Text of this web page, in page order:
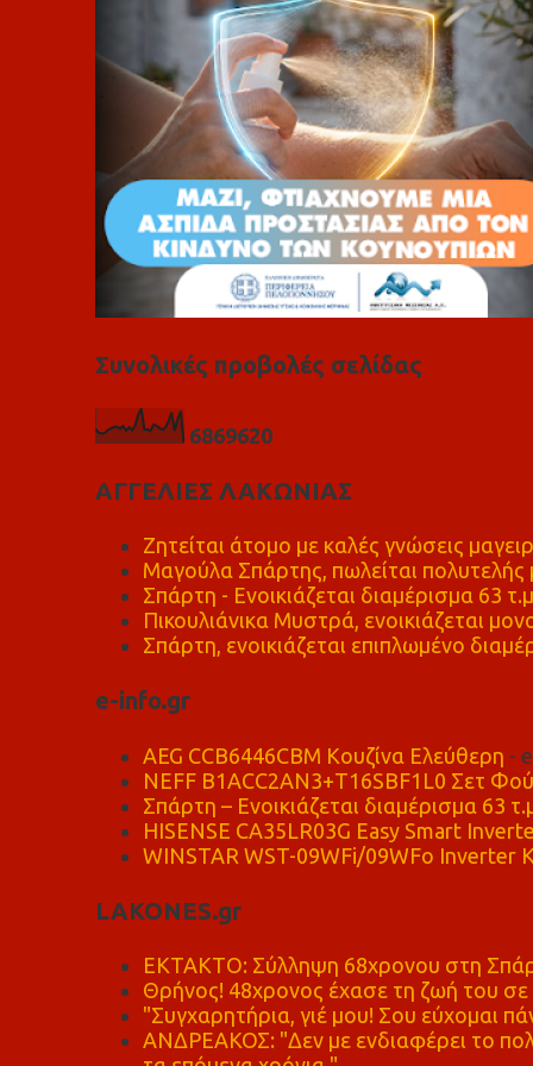
Συνολικές προβολές σελίδας
6869620
ΑΓΓΕΛΙΕΣ ΛΑΚΩΝΙΑΣ
Ζητείται άτομο με καλές γνώσεις
Μαγούλα Σπάρτης, πωλείται πολυτελής
Σπάρτη - Ενοικιάζεται διαμέρισμα 63 τ.μ
Πικουλιάνικα Μυστρά, ενοικιάζεται
Σπάρτη, ενοικιάζεται επιπλωμένο
e-info.gr
AEG CCB6446CBM Κουζίνα Ελεύθερη -
NEFF B1ACC2AN3+T16SBF1L0 Σετ
Σπάρτη – Ενοικιάζεται διαμέρισμα 63
HISENSE CA35LR03G Easy Smart
WINSTAR WST-09WFi/09WFo Inverter
LAKONES.gr
ΕΚΤΑΚΤΟ: Σύλληψη 68χρονου στη
Θρήνος! 48χρονος έχασε τη ζωή του
"Συγχαρητήρια, γιέ μου! Σου εύχομαι
ΑΝΔΡΕΑΚΟΣ: "Δεν με ενδιαφέρει το